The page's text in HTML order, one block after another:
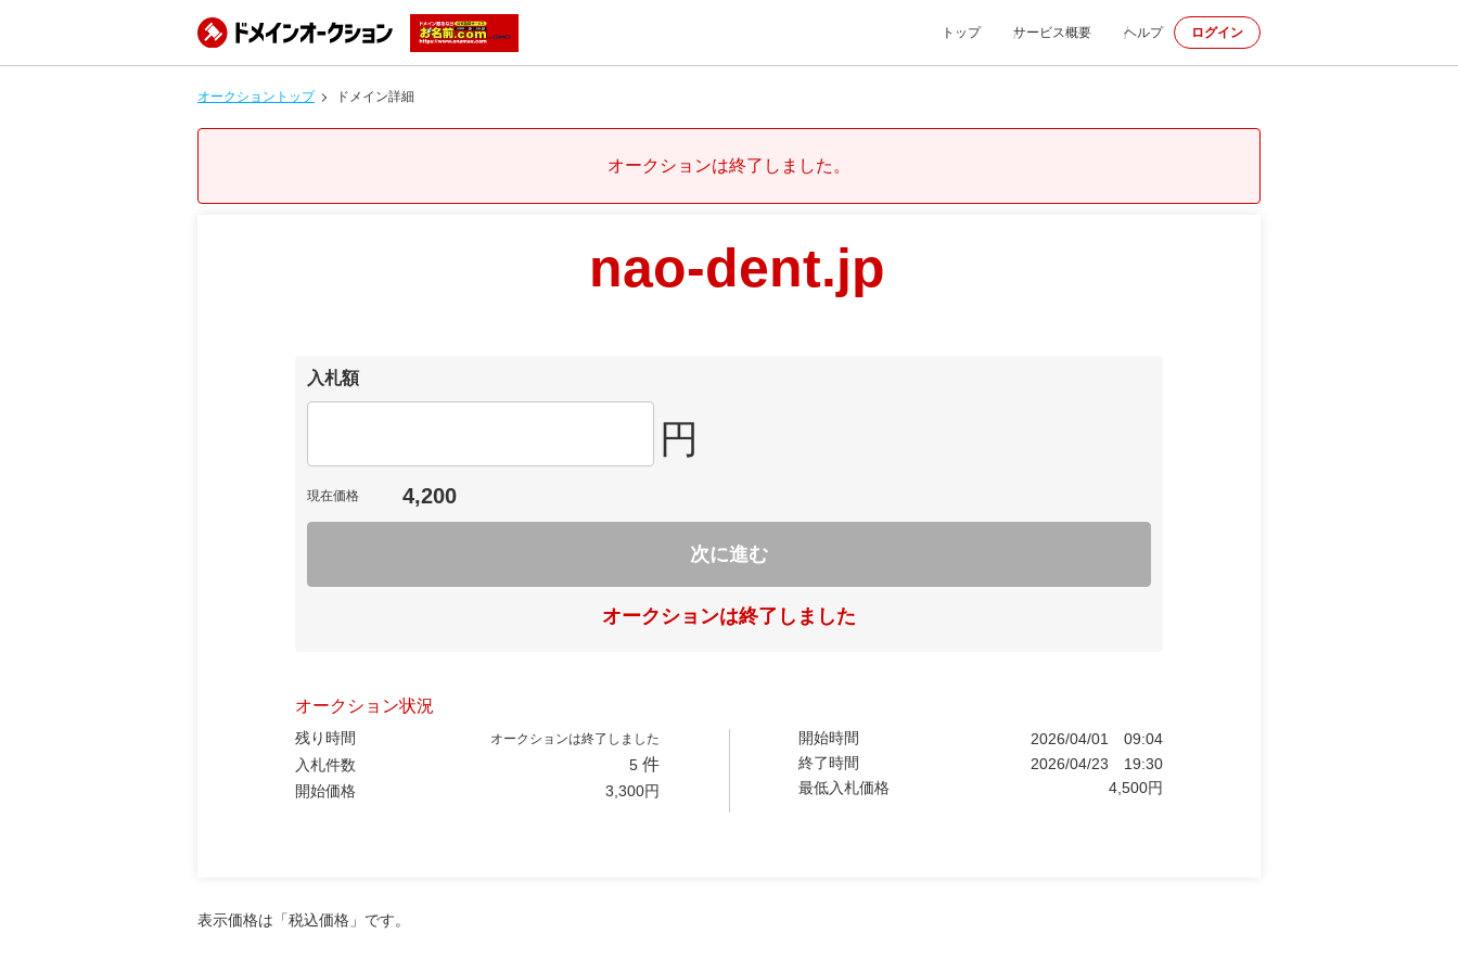
トップ サービス概要 ヘルプ ログイン
オークショントップ ドメイン詳細
オークションは終了しました。
nao-dent.jp
入札額
円
現在価格 4,200
次に進む
オークションは終了しました
オークション状況
残り時間 オークションは終了しました
入札件数 5 件
開始価格 3,300円
開始時間 2026/04/01
09:04
終了時間
2026/04/23
19:30
最低入札価格
4,500円
表示価格は「税込価格」です。